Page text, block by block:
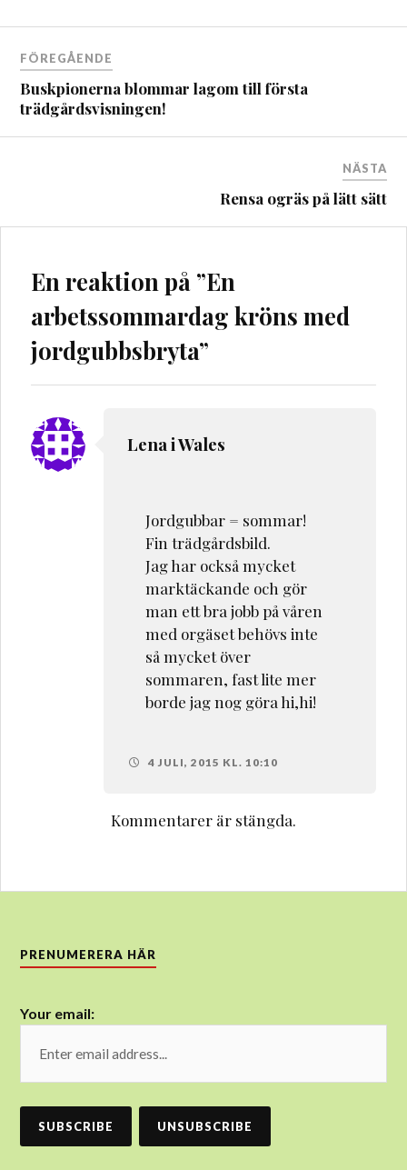
Inläggsnavigering
FÖREGÅENDE
Buskpionerna blommar lagom till första
trädgårdsvisningen!
NÄSTA
Rensa ogräs på lätt sätt
En reaktion på ”En
arbetssommardag kröns med
jordgubbsbryta”
Lena i Wales
Jordgubbar = sommar!
Fin trädgårdsbild.
Jag har också mycket
marktäckande och gör
man ett bra jobb på våren
med orgäset behövs inte
så mycket över
sommaren, fast lite mer
borde jag nog göra hi,hi!
4 JULI, 2015 KL. 10:10
Kommentarer är stängda.
PRENUMERERA HÄR
Your email: